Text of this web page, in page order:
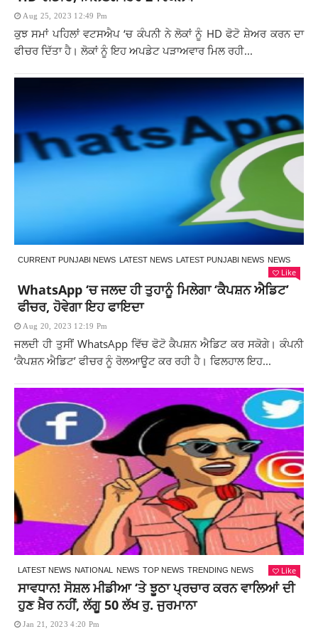
Aug 25, 2023 12:49 Pm
ਕੁਝ ਸਮਾਂ ਪਹਿਲਾਂ ਵਟਸਐਪ ‘ਚ ਕੰਪਨੀ ਨੇ ਲੋਕਾਂ ਨੂੰ HD ਫੋਟੋ ਸ਼ੇਅਰ ਕਰਨ ਦਾ
ਫੀਚਰ ਦਿੱਤਾ ਹੈ। ਲੋਕਾਂ ਨੂੰ ਇਹ ਅਪਡੇਟ ਪੜਾਅਵਾਰ ਮਿਲ ਰਹੀ...
CURRENT PUNJABI NEWS LATEST NEWS LATEST PUNJABI NEWS NEWS
Like
WhatsApp ‘ਚ ਜਲਦ ਹੀ ਤੁਹਾਨੂੰ ਮਿਲੇਗਾ ‘ਕੈਪਸ਼ਨ ਐਡਿਟ’
ਫੀਚਰ, ਹੋਵੇਗਾ ਇਹ ਫਾਇਦਾ
Aug 20, 2023 12:19 Pm
ਜਲਦੀ ਹੀ ਤੁਸੀਂ WhatsApp ਵਿੱਚ ਫੋਟੋ ਕੈਪਸ਼ਨ ਐਡਿਟ ਕਰ ਸਕੋਗੇ। ਕੰਪਨੀ
‘ਕੈਪਸ਼ਨ ਐਡਿਟ’ ਫੀਚਰ ਨੂੰ ਰੋਲਆਊਟ ਕਰ ਰਹੀ ਹੈ। ਫਿਲਹਾਲ ਇਹ...
LATEST NEWS NATIONAL NEWS TOP NEWS TRENDING NEWS Like
ਸਾਵਧਾਨ! ਸੋਸ਼ਲ ਮੀਡੀਆ ‘ਤੇ ਝੂਠਾ ਪ੍ਰਚਾਰ ਕਰਨ ਵਾਲਿਆਂ ਦੀ
ਹੁਣ ਖ਼ੈਰ ਨਹੀਂ, ਲੱਗੂ 50 ਲੱਖ ਰੁ. ਜੁਰਮਾਨਾ
Jan 21, 2023 4:20 Pm